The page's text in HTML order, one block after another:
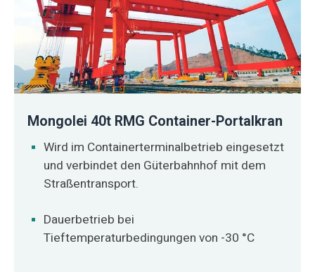
Mongolei 40t RMG Container-Portalkran
Wird im Containerterminalbetrieb eingesetzt
und verbindet den Güterbahnhof mit dem
Straßentransport.
Dauerbetrieb bei
Tieftemperaturbedingungen von -30 °C